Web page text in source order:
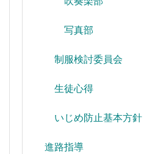
写真部
制服検討委員会
生徒心得
いじめ防止基本方針
進路指導